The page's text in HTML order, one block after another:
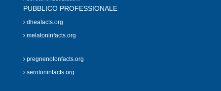
PUBBLICO PROFESSIONALE
dheafacts.org
melatoninfacts.org
pregnenolonfacts.org
serotoninfacts.org